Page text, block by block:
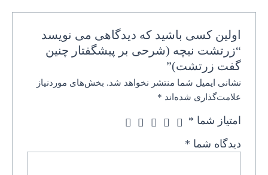
اولین کسی باشید که دیدگاهی می نویسد
“زرتشت نیچه (شرحی بر پیشگفتار چنین
گفت زرتشت)”
نشانی ایمیل شما منتشر نخواهد شد. بخش‌های موردنیاز
علامت‌گذاری شده‌اند *
امتیاز شما *
دیدگاه شما *